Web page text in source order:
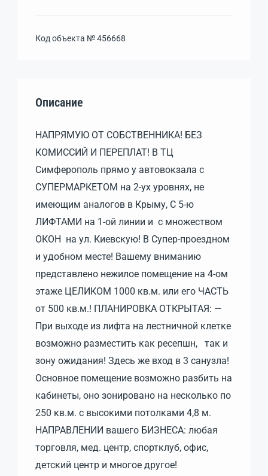
Код объекта №456668
Описание
НАПРЯМУЮ ОТ СОБСТВЕННИКА! БЕЗ
КОМИССИЙ И ПЕРЕПЛАТ! В ТЦ
Симферополь прямо у автовокзала с
СУПЕРМАРКЕТОМ на 2-ух уровнях, не
имеющим аналогов в Крыму, С 5-ю
ЛИФТАМИ на 1-ой линии и с множеством
ОКОН на ул. Киевскую! В Супер-проездном
и удобном месте! Вашему вниманию
представлено нежилое помещение на 4-ом
этаже ЦЕЛИКОМ 1000 кв.м. или его ЧАСТЬ
от 500 кв.м.! ПЛАНИРОВКА ОТКРЫТАЯ: —
При выходе из лифта на лестничной клетке
возможно разместить как ресепшн, так и
зону ожидания! Здесь же вход в 3 санузла!
Основное помещение возможно разбить на
кабинеты, оно зонировано на несколько по
250 кв.м. с высокими потолками 4,8 м.
НАПРАВЛЕНИИ вашего БИЗНЕСА: любая
торговля, мед. центр, спортклуб, офис,
детский центр и многое другое!